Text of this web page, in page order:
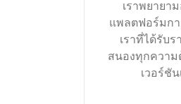
เราพยายา
แพลตฟอร์มก
เราที่ได้รับ
สนองทุกความ
เวอร์ชั